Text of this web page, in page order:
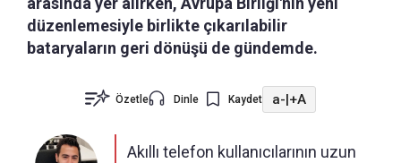
düzenlemesiyle birlikte çıkarılabilir
bataryaların geri dönüşü de gündemde.
Özetle Dinle Kaydet a-|+A
Akıllı telefon kullanıcılarının uzun